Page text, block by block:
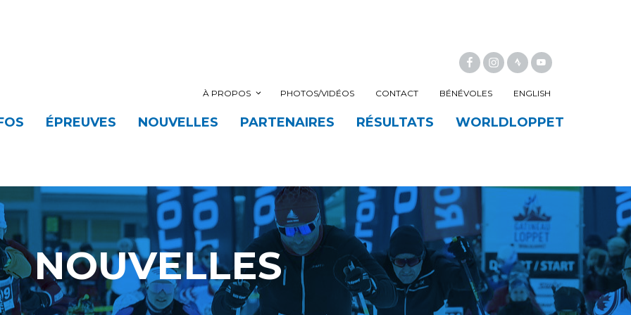
FACEBOOKINSTAGRAM
À PROPOS PHOTOS/VIDÉOS CONTACT BÉNÉVOLES ENGLISH
ÉPREUVES NOUVELLES PARTENAIRES RÉSULTATS WORLDLOPPET
NOUVELLES